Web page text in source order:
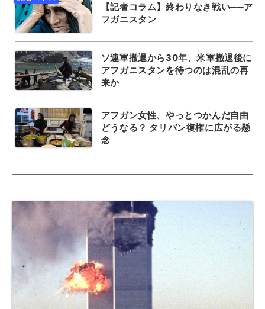
【記者コラム】終わりなき戦い──ア
フガニスタン
ソ連軍撤退から30年、米軍撤退後に
アフガニスタンを待つのは混乱の再
来か
アフガン女性、やっとつかんだ自由
どうなる？ タリバン復権に広がる懸
念